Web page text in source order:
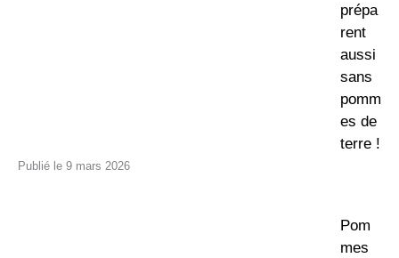
prépa
rent
aussi
sans
pomm
es de
terre !
9 mars 2026
Pom
mes